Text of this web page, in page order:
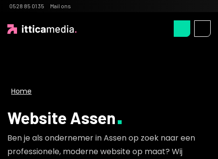
0528 85 01 35 Mail ons
Home
Website Assen
Ben je als ondernemer in Assen op zoek naar een
professionele, moderne website op maat? Wij